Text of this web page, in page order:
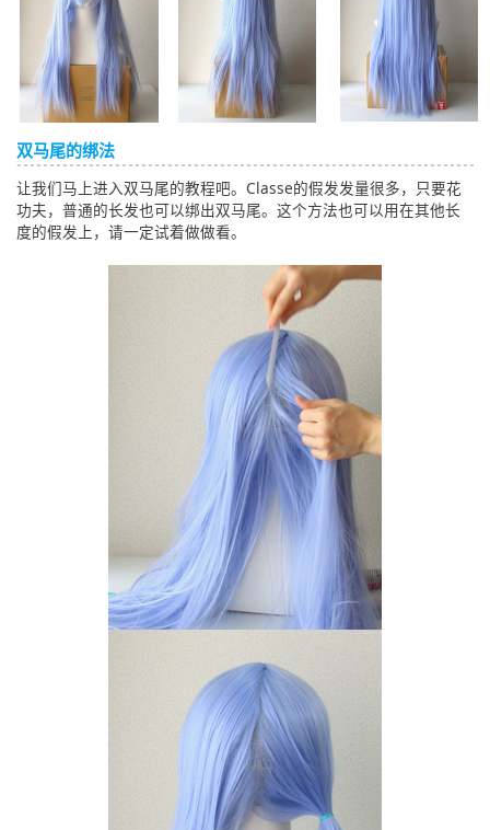
双马尾的绑法
让我们马上进入双马尾的教程吧。Classe的假发发量很多，只要花
功夫，普通的长发也可以绑出双马尾。这个方法也可以用在其他长
度的假发上，请一定试着做做看。